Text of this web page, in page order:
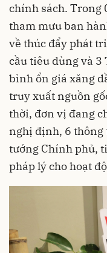
chính sách. Trong
tham mưu ban
về thúc đẩy phát
cầu tiêu dùng và
bình ổn giá xăng
truy xuất nguồn
thời, đơn vị đang
nghị định, 6 thông
tướng Chính phủ,
pháp lý cho hoạt